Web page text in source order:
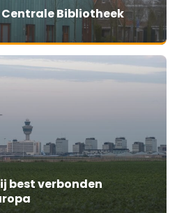
Bibliotheek
best verbonden